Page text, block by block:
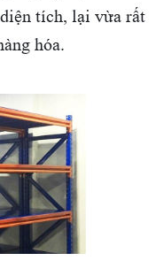
tích, lại vừa rất
hóa.